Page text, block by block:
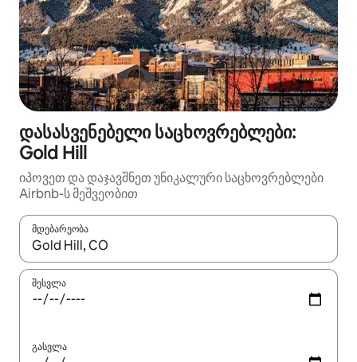
დასასვენებელი საცხოვრებლები:
Gold Hill
იპოვეთ და დაჯავშნეთ უნიკალური საცხოვრებლები
Airbnb-ს მეშვეობით
მდებარეობა
როცა შედეგები ხელმისაწვდომი გახდება, ნავიგაციისთვის
შესვლა
გასვლა